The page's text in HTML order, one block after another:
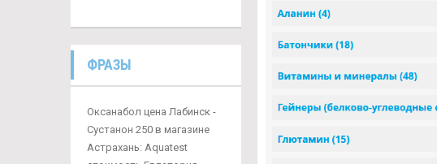
ФРАЗЫ
Оксанабол цена Лабинск -
Сустанон 250 в магазине
Астрахань: Aquatest